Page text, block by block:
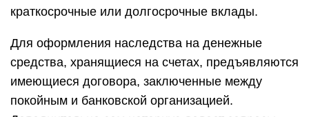
краткосрочные или долгосрочные вклады.
Для оформления наследства на денежные
средства, хранящиеся на счетах, предъявляются
имеющиеся договора, заключенные между
покойным и банковской организацией.